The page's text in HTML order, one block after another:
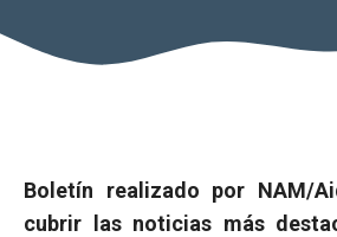
Boletín realizado por NAM/
cubrir las noticias más